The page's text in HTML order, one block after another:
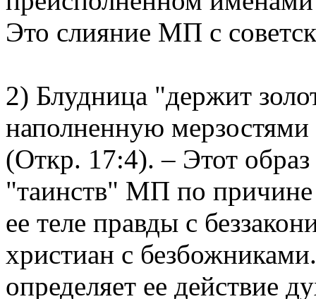
Это слияние МП с
2) Блудница "держит
наполненную мерзостями
(Откр. 17:4). – Этот образ
"таинств" МП по
ее теле правды с
христиан с
определяет ее действие